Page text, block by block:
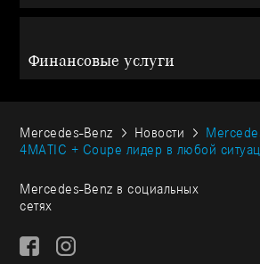
Финансовые услуги
Mercedes-Benz Новости
4MATIC + Coupe лидер в любой
Mercedes-Benz в социальных
сетях